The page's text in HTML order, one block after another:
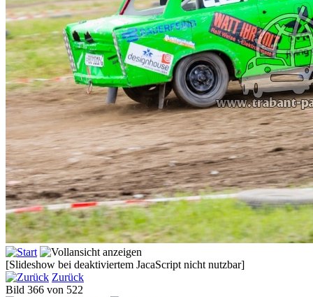
[Slideshow bei deaktiviertem JacaScript nicht nutzbar]
Zurück
Bild 366 von 522